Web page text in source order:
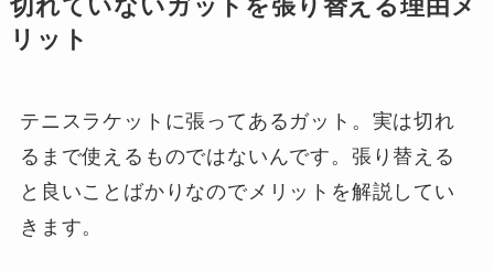
切れていないガットを張り替える理由メ
リット
テニスラケットに張ってあるガット。実は切れ
るまで使えるものではないんです。張り替える
と良いことばかりなのでメリットを解説してい
きます。